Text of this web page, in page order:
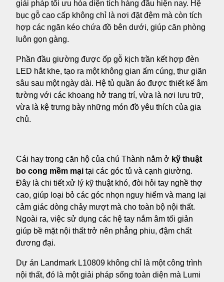
giải pháp tối ưu hóa diện tích hàng đầu hiện nay. Hệ
bục gỗ cao cấp không chỉ là nơi đặt đệm mà còn tích
hợp các ngăn kéo chứa đồ bên dưới, giúp căn phòng
luôn gọn gàng.
Phần đầu giường được ốp gỗ kịch trần kết hợp đèn
LED hắt khe, tạo ra một không gian ấm cúng, thư giãn
sâu sau một ngày dài. Hệ tủ quần áo được thiết kế âm
tường với các khoang hở trang trí, vừa là nơi lưu trữ,
vừa là kệ trưng bày những món đồ yêu thích của gia
chủ.
Cái hay trong căn hộ của chú Thành nằm ở kỹ thuật
bo cong mềm mại tại các góc tủ và cạnh giường.
Đây là chi tiết xử lý kỹ thuật khó, đòi hỏi tay nghề thợ
cao, giúp loại bỏ các góc nhọn nguy hiểm và mang lại
cảm giác dòng chảy mượt mà cho toàn bộ nội thất.
Ngoài ra, việc sử dụng các hệ tay nắm âm tối giản
giúp bề mặt nội thất trở nên phẳng phiu, đậm chất
đương đại.
Dự án Landmark L10809 không chỉ là một công trình
nội thất, đó là một giải pháp sống toàn diện mà Lumi